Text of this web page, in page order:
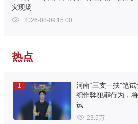
灾现场
2026-08-09 15:00
热点
1
河南“三支一扶”笔
织作弊犯罪行为，
试
23.5万